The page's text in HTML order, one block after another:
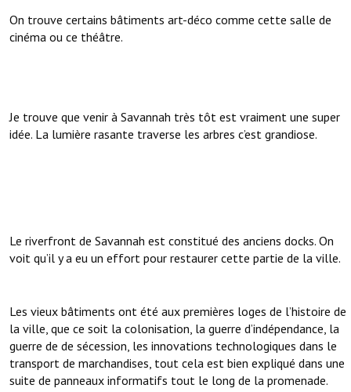
On trouve certains bâtiments art-déco comme cette salle de
cinéma ou ce théâtre.
Je trouve que venir à Savannah très tôt est vraiment une super
idée. La lumière rasante traverse les arbres c’est grandiose.
Le riverfront de Savannah est constitué des anciens docks. On
voit qu’il y a eu un effort pour restaurer cette partie de la ville.
Les vieux bâtiments ont été aux premières loges de l’histoire de
la ville, que ce soit la colonisation, la guerre d’indépendance, la
guerre de de sécession, les innovations technologiques dans le
transport de marchandises, tout cela est bien expliqué dans une
suite de panneaux informatifs tout le long de la promenade.